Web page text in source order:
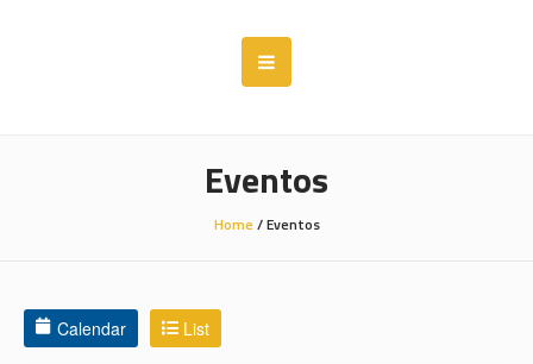
Eventos
Home/Eventos
Calendar List